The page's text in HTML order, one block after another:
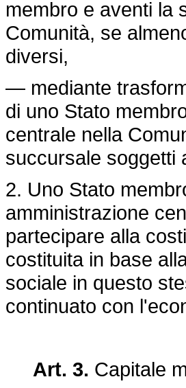
membro e aventi la
Comunità, se
diversi,
— mediante
di uno Stato
centrale nella
succursale soggetti
2. Uno Stato
amministrazione
partecipare alla
costituita in base
sociale in questo
continuato con
Art. 3. Capitale